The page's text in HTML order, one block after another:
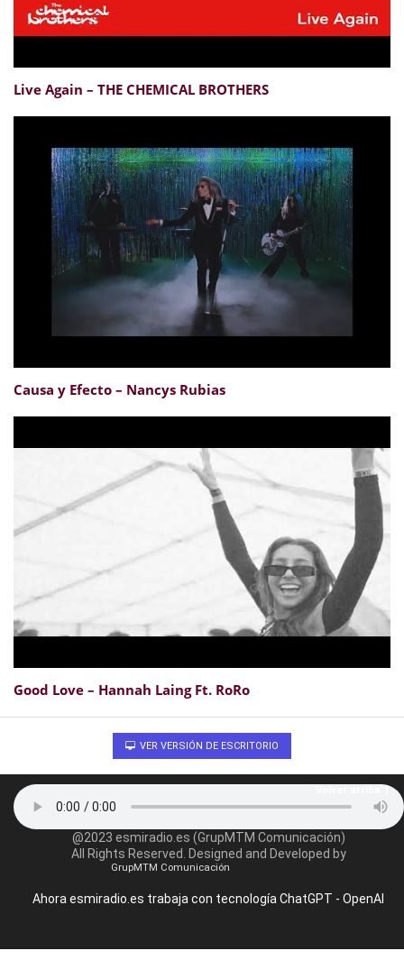
Live Again – THE CHEMICAL BROTHERS
Causa y Efecto – Nancys Rubias
Good Love – Hannah Laing Ft. RoRo
VER VERSIÓN DE ESCRITORIO
@2023 esmiradio.es (GrupMTM Comunicación)
All Rights Reserved. Designed and Developed by
GrupMTM Comunicación
Ahora esmiradio.es trabaja con tecnología ChatGPT - OpenAI